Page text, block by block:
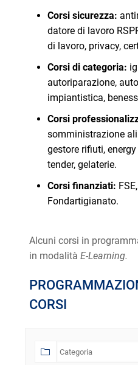
Corsi sicurezza:
datore di lavoro
di lavoro, privacy,
Corsi di categoria:
autoriparazione,
impiantistica,
Corsi
somministrazione
gestore rifiuti,
tender, gelaterie.
Corsi finanziati:
Fondartigianato.
Alcuni corsi in
in modalità E-Learning.
CORSI